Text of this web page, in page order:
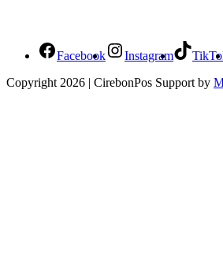
Facebook Instagram
Copyright 2026 | CirebonPos Support by